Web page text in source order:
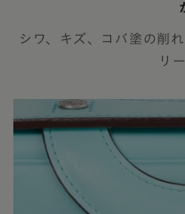
シワ、キズ、コバ塗の削
リ